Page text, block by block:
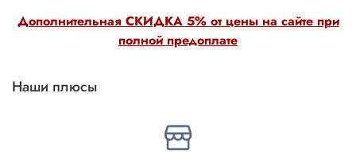
Дополнительная СКИДКА 5% от цены на сайте при
полной предоплате
Наши плюсы